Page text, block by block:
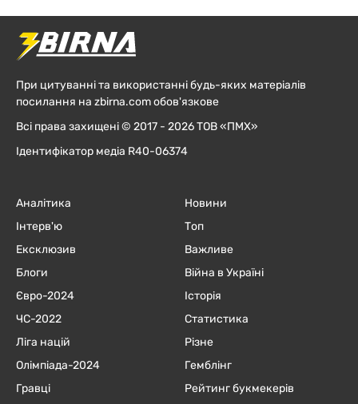
При цитуванні та використанні будь-яких матеріалів
посилання на zbirna.com обов'язкове
Всі права захищені © 2017 - 2026 ТОВ «ПМХ»
Ідентифікатор медіа R40-06374
Аналітика
Інтерв'ю
Ексклюзив
Блоги
Євро-2024
ЧC-2022
Ліга націй
Олімпіада-2024
Гравці
Новини
Топ
Важливе
Війна в Україні
Історія
Статистика
Різне
Гемблінг
Рейтинг букмекерів